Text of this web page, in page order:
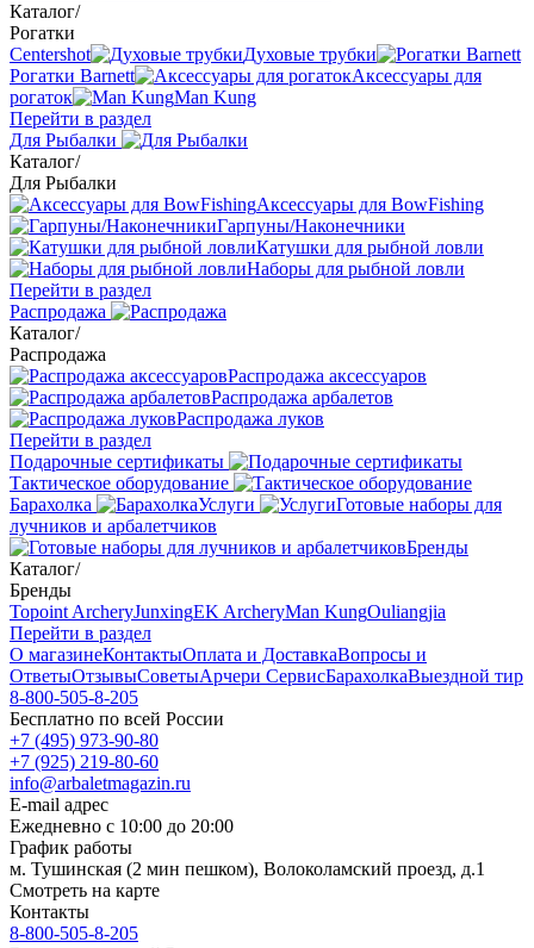
Каталог/
Рогатки
Centershot
Духовые трубки
Рогатки Barnett
Аксессуары для
рогаток
Man Kung
Перейти в раздел
Для Рыбалки
Каталог/
Для Рыбалки
Аксессуары для BowFishing
Гарпуны/Наконечники
Катушки для рыбной ловли
Наборы для рыбной ловли
Перейти в раздел
Распродажа
Каталог/
Распродажа
Распродажа аксессуаров
Распродажа арбалетов
Распродажа луков
Перейти в раздел
Подарочные сертификаты
Тактическое оборудование
Барахолка
Услуги
Готовые наборы для
лучников и арбалетчиков
Бренды
Каталог/
Бренды
Topoint ArcheryJunxingEK ArcheryMan KungOuliangjia
Перейти в раздел
О магазинеКонтактыОплата и ДоставкаВопросы и
ОтветыОтзывыСоветыАрчери СервисБарахолкаВыездной тир
8-800-505-8-205
Бесплатно по всей России
+7 (495) 973-90-80
+7 (925) 219-80-60
info@arbaletmagazin.ru
E-mail адрес
Ежедневно с 10:00 до 20:00
График работы
м. Тушинская (2 мин пешком), Волоколамский проезд, д.1
Смотреть на карте
Контакты
8-800-505-8-205